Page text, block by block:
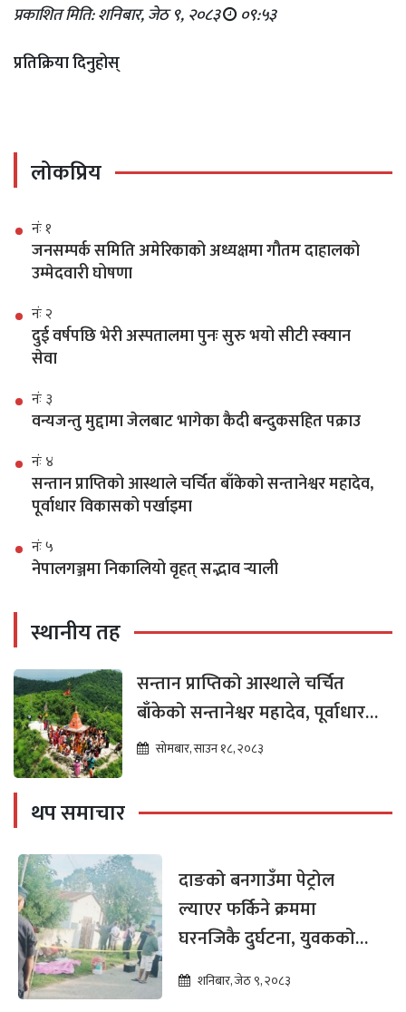
प्रकाशित मिति: शनिबार, जेठ ९, २०८३ ०९:५३
प्रतिक्रिया दिनुहोस्
लोकप्रिय
नंः १
जनसम्पर्क समिति अमेरिकाको अध्यक्षमा गौतम दाहालको
उम्मेदवारी घोषणा
नंः २
दुई वर्षपछि भेरी अस्पतालमा पुनः सुरु भयो सीटी स्क्यान
सेवा
नंः ३
वन्यजन्तु मुद्दामा जेलबाट भागेका कैदी बन्दुकसहित पक्राउ
नंः ४
सन्तान प्राप्तिको आस्थाले चर्चित बाँकेको सन्तानेश्वर महादेव,
पूर्वाधार विकासको पर्खाइमा
नंः ५
नेपालगञ्जमा निकालियो वृहत् सद्भाव र्‍याली
स्थानीय तह
सन्तान प्राप्तिको आस्थाले चर्चित
बाँकेको सन्तानेश्वर महादेव, पूर्वाधार
विकासको पर्खाइमा
सोमबार, साउन १८, २०८३
थप समाचार
दाङको बनगाउँमा पेट्रोल
ल्याएर फर्किने क्रममा
घरनजिकै दुर्घटना, युवकको
मृत्यु शनिबार, जेठ ९, २०८३